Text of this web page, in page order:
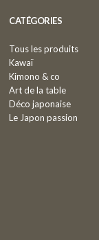
CATÉGORIES
Tous les produits
Kawaï
Kimono & co
Art de la table
Déco japonaise
Le Japon passion